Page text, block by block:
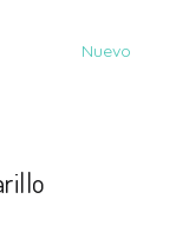
Nuevo